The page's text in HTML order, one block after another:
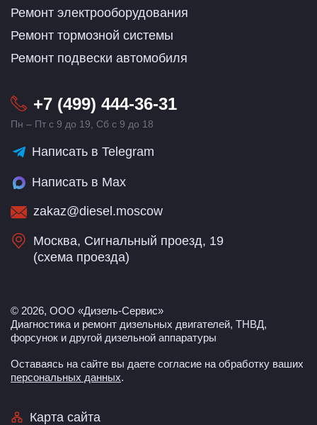
Ремонт электрооборудования
Ремонт тормозной системы
Ремонт подвески автомобиля
+7 (499) 444-36-31
Пн – Пт с 9 до 19, Сб с 9 до 18
Написать в Telegram
Написать в Max
zakaz@diesel.moscow
Москва, Сигнальный проезд, 19
(схема проезда)
© 2026, ООО «Дизель-Сервис»
Диагностика и ремонт дизельных двигателей, ТНВД,
форсунок и другой дизельной аппаратуры
Оставаясь на сайте вы даете согласие на обработку ваших
персональных данных.
Карта сайта